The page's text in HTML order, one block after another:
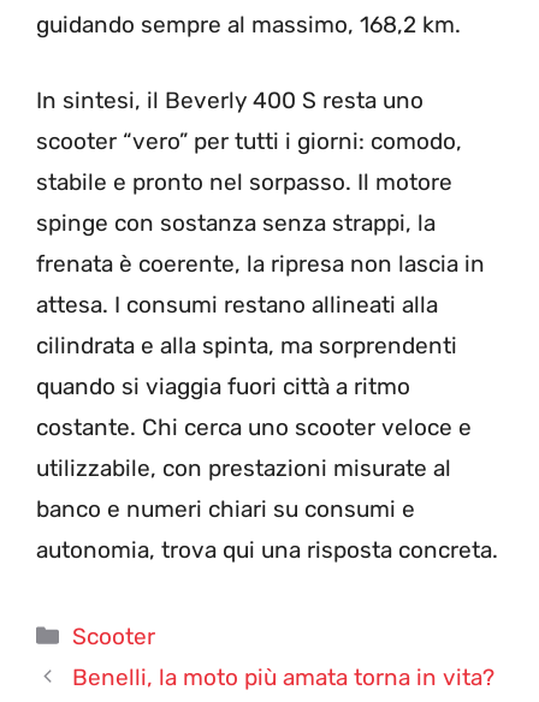
guidando sempre al massimo, 168,2 km.
In sintesi, il Beverly 400 S resta uno
scooter “vero” per tutti i giorni: comodo,
stabile e pronto nel sorpasso. Il motore
spinge con sostanza senza strappi, la
frenata è coerente, la ripresa non lascia in
attesa. I consumi restano allineati alla
cilindrata e alla spinta, ma sorprendenti
quando si viaggia fuori città a ritmo
costante. Chi cerca uno scooter veloce e
utilizzabile, con prestazioni misurate al
banco e numeri chiari su consumi e
autonomia, trova qui una risposta concreta.
Categorie
Scooter
Benelli, la moto più amata torna in vita?